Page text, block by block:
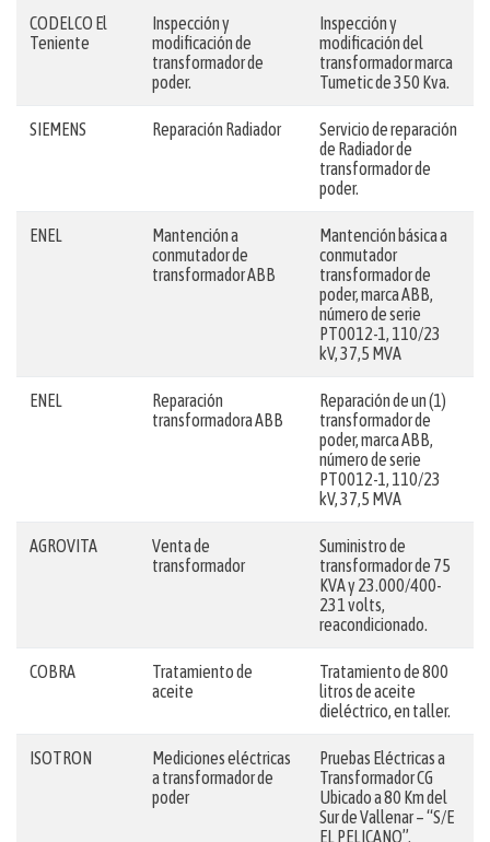
CODELCO El
Teniente
Inspección y
modificación de
transformador de
poder.
Inspección y
modificación del
transformador marca
Tumetic de 350 Kva.
SIEMENS Reparación Radiador
Servicio de reparación
de Radiador de
transformador de
poder.
ENEL
Mantención a
conmutador de
transformador ABB
Mantención básica a
conmutador
transformador de
poder, marca ABB,
número de serie
PT0012-1, 110/23
kV, 37,5 MVA
ENEL
Reparación
transformadora ABB
Reparación de un (1)
transformador de
poder, marca ABB,
número de serie
PT0012-1, 110/23
kV, 37,5 MVA
AGROVITA
Venta de
transformador
Suministro de
transformador de 75
KVA y 23.000/400-
231 volts,
reacondicionado.
COBRA
Tratamiento de
aceite
Tratamiento de 800
litros de aceite
dieléctrico, en taller.
ISOTRON
Mediciones eléctricas
a transformador de
poder
Pruebas Eléctricas a
Transformador CG
Ubicado a 80 Km del
Sur de Vallenar – “S/E
EL PELICANO”.